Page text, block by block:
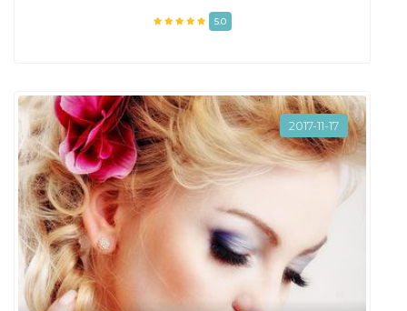
5.0
2017-11-17